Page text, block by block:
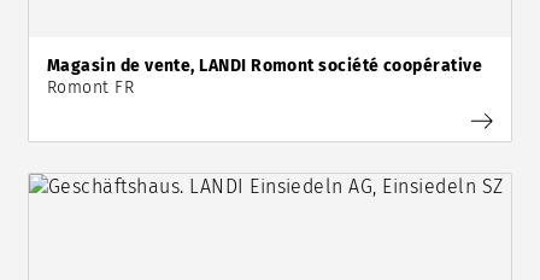
Magasin de vente, LANDI Romont société coopérative
Romont FR